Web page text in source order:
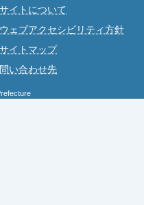
サイトについて
ウェブアクセシビリティ方針
サイトマップ
問い合わせ先